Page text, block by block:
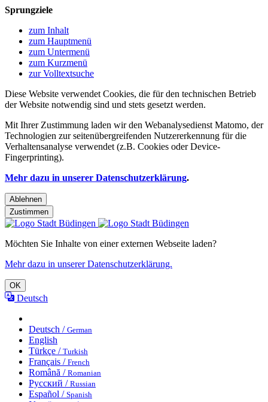
Sprungziele
zum Inhalt
zum Hauptmenü
zum Untermenü
zum Kurzmenü
zur Volltextsuche
Diese Website verwendet Cookies, die für den technischen Betrieb
der Website notwendig sind und stets gesetzt werden.
Mit Ihrer Zustimmung laden wir den Webanalysedienst Matomo, der
Technologien zur seitenübergreifenden Nutzererkennung für die
Verhaltensanalyse verwendet (z.B. Cookies oder Device-
Fingerprinting).
Mehr dazu in unserer Datenschutzerklärung.
Ablehnen
Zustimmen
Möchten Sie Inhalte von einer externen Webseite laden?
Mehr dazu in unserer Datenschutzerklärung.
OK
Deutsch
Deutsch / German
English
Türkçe / Turkish
Français / French
Română / Romanian
Русский / Russian
Español / Spanish